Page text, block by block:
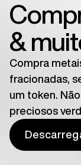
&
Compra
fracionadas,
um token.
preciosos